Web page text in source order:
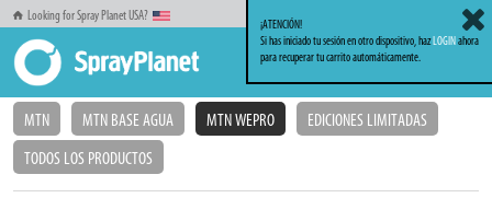
Looking for Spray Planet USA?
Inicio
MTN MTN BASE AGUA MTN WEPRO
EDICIONES LIMITADAS
TODOS LOS PRODUCTOS
¡ATENCIÓN!
Si has iniciado tu sesión en otro dispositivo, hazLOGINahora
para recuperar tu carrito automáticamente.